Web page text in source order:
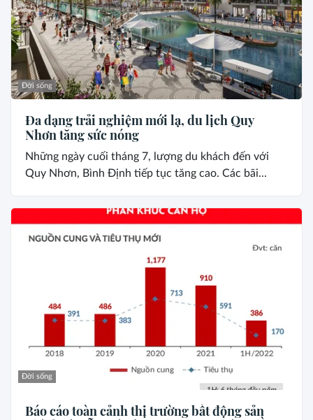
Đời sống
Đa dạng trải nghiệm mới lạ, du lịch Quy
Nhơn tăng sức nóng
Những ngày cuối tháng 7, lượng du khách đến với
Quy Nhơn, Bình Định tiếp tục tăng cao. Các bãi...
Đời sống
Báo cáo toàn cảnh thị trường bất động sản